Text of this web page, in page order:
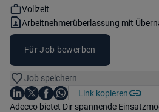
Workhours:
Vollzeit
Vertragsart:
Arbeitnehmerüberlassung mit
Für Job bewerben
Job speichern
Teile diesen Job
Auf LinkedIn teilen
Auf X teilen
Auf Facebook teilen
Auf WhatsApp teilen
Link kopieren
Einleitung
Adecco bietet Dir spannende